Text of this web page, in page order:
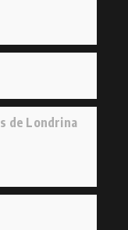
de Londrina